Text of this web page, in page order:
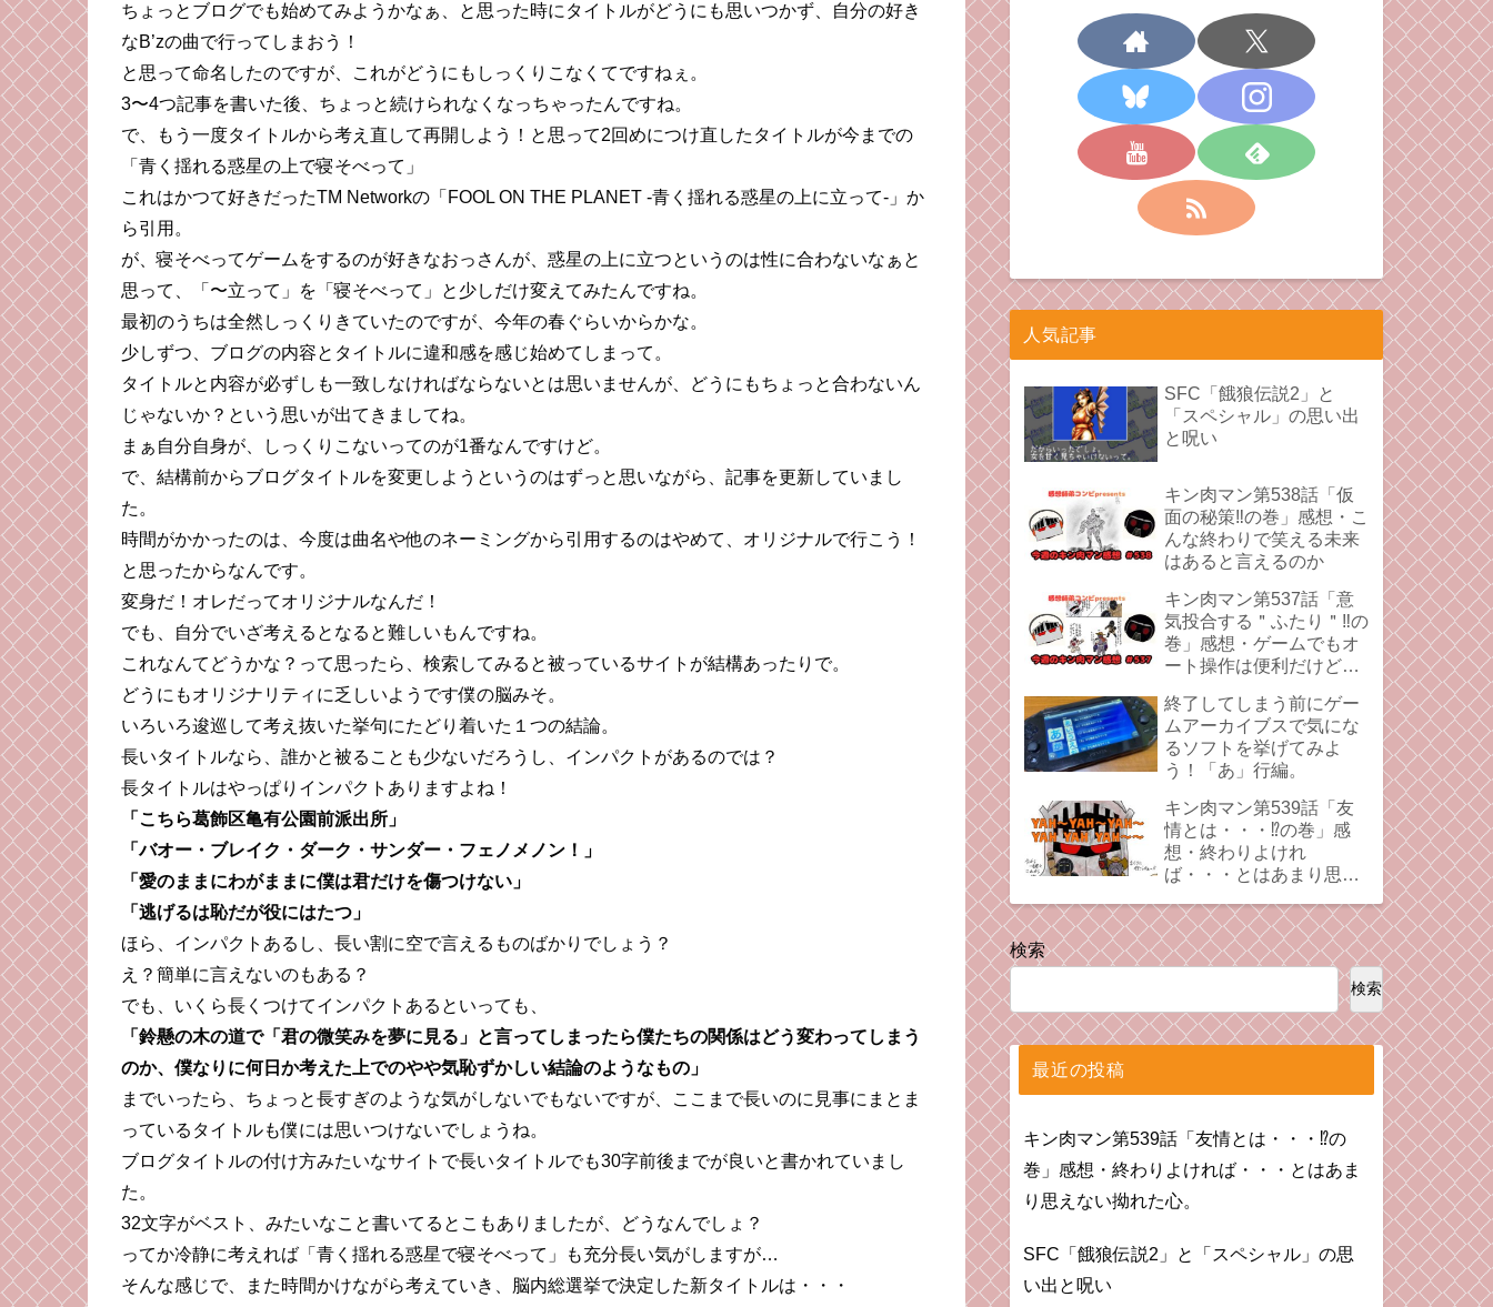
ちょっとブログでも始めてみようかなぁ、と思った時にタイトルがどうにも思いつかず、自分の好き
なB’zの曲で行ってしまおう！
と思って命名したのですが、これがどうにもしっくりこなくてですねぇ。
3〜4つ記事を書いた後、ちょっと続けられなくなっちゃったんですね。
で、もう一度タイトルから考え直して再開しよう！と思って2回めにつけ直したタイトルが今までの
「青く揺れる惑星の上で寝そべって」
これはかつて好きだったTM Networkの「FOOL ON THE PLANET -青く揺れる惑星の上に立って-」か
ら引用。
が、寝そべってゲームをするのが好きなおっさんが、惑星の上に立つというのは性に合わないなぁと
思って、「〜立って」を「寝そべって」と少しだけ変えてみたんですね。
最初のうちは全然しっくりきていたのですが、今年の春ぐらいからかな。
少しずつ、ブログの内容とタイトルに違和感を感じ始めてしまって。
タイトルと内容が必ずしも一致しなければならないとは思いませんが、どうにもちょっと合わないん
じゃないか？という思いが出てきましてね。
まぁ自分自身が、しっくりこないってのが1番なんですけど。
で、結構前からブログタイトルを変更しようというのはずっと思いながら、記事を更新していまし
た。
時間がかかったのは、今度は曲名や他のネーミングから引用するのはやめて、オリジナルで行こう！
と思ったからなんです。
変身だ！オレだってオリジナルなんだ！
でも、自分でいざ考えるとなると難しいもんですね。
これなんてどうかな？って思ったら、検索してみると被っているサイトが結構あったりで。
どうにもオリジナリティに乏しいようです僕の脳みそ。
いろいろ逡巡して考え抜いた挙句にたどり着いた１つの結論。
長いタイトルなら、誰かと被ることも少ないだろうし、インパクトがあるのでは？
長タイトルはやっぱりインパクトありますよね！
「こちら葛飾区亀有公園前派出所」
「バオー・ブレイク・ダーク・サンダー・フェノメノン！」
「愛のままにわがままに僕は君だけを傷つけない」
「逃げるは恥だが役にはたつ」
ほら、インパクトあるし、長い割に空で言えるものばかりでしょう？
え？簡単に言えないのもある？
でも、いくら長くつけてインパクトあるといっても、
「 鈴懸の木の道で「君の微笑みを夢に見る」と言ってしまったら僕たちの関係はどう変わってしまう
のか、僕なりに何日か考えた上でのやや気恥ずかしい結論のようなもの」
までいったら、ちょっと長すぎのような気がしないでもないですが、ここまで長いのに見事にまとま
っているタイトルも僕には思いつけないでしょうね。
ブログタイトルの付け方みたいなサイトで長いタイトルでも30字前後までが良いと書かれていまし
た。
32文字がベスト、みたいなこと書いてるとこもありましたが、どうなんでしょ？
ってか冷静に考えれば「青く揺れる惑星で寝そべって」も充分長い気がしますが…
そんな感じで、また時間かけながら考えていき、脳内総選挙で決定した新タイトルは・・・
人気記事
SFC「餓狼伝説2」と
「スペシャル」の思い出
と呪い
キン肉マン第538話「仮
面の秘策‼︎の巻」感想・こ
んな終わりで笑える未来
はあると言えるのか
キン肉マン第537話「意
気投合する＂ふたり＂‼︎の
巻」感想・ゲームでもオ
ート操作は便利だけど、
ことあるよね。
終了してしまう前にゲー
ムアーカイブスで気にな
るソフトを挙げてみよ
う！「あ」行編。
キン肉マン第539話「友
情とは・・・⁉︎の巻」感
想・終わりよけれ
ば・・・とはあまり思え
検索
検索
最近の投稿
キン肉マン第539話「友情とは・・・⁉︎の
巻」感想・終わりよければ・・・とはあま
り思えない拗れた心。
SFC「餓狼伝説2」と「スペシャル」の思
い出と呪い